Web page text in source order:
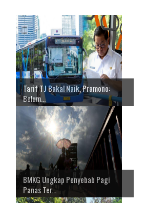
Tarif TJ Bakal Naik, Pramono:
Belum...
BMKG Ungkap Penyebab Pagi
Panas Ter...